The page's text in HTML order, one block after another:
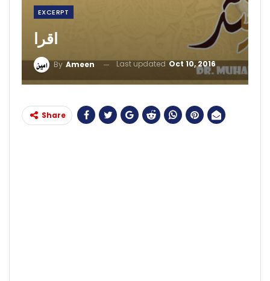
EXCERPT
اقرا
By Ameen Last updatedOct 10, 2016
Share